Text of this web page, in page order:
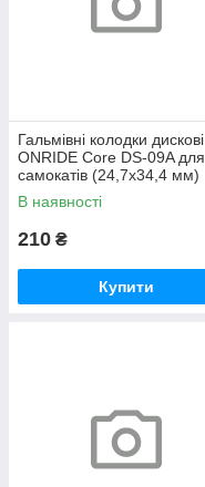
Гальмівні колодки дискові
ONRIDE Core DS-09A для
самокатів (24,7х34,4 мм)
напівметал
В наявності
210 ₴
Купити